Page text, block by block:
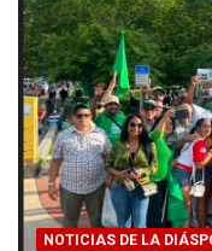
NOTICIAS DE LA